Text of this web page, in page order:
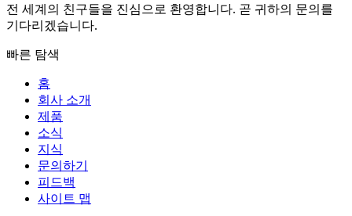
전 세계의 친구들을 진심으로 환영합니다. 곧 귀하의 문의를
기다리겠습니다.
빠른 탐색
홈
회사 소개
제품
소식
지식
문의하기
피드백
사이트 맵